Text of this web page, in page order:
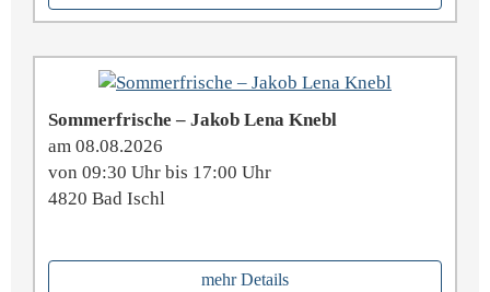
Sommer­frische – Jakob Lena Knebl
am 08.08.2026
von 09:30 Uhr bis 17:00 Uhr
4820 Bad Ischl
mehr Details